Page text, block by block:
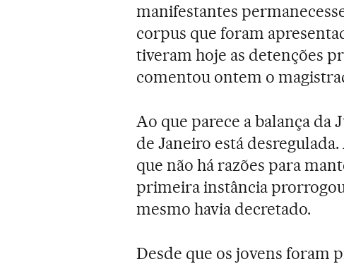
manifestantes
corpus que foram
tiveram hoje as detenções
comentou ontem o
Ao que parece a balança da
de Janeiro está
que não há razões para
primeira instância
mesmo havia decretado.
Desde que os jovens foram